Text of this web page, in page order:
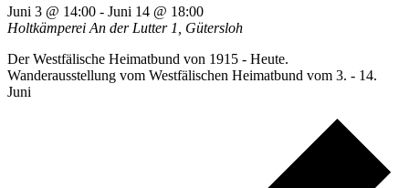
Juni 3 @ 14:00 - Juni 14 @ 18:00
Holtkämperei An der Lutter 1, Gütersloh
Der Westfälische Heimatbund von 1915 - Heute.
Wanderausstellung vom Westfälischen Heimatbund vom 3. - 14.
Juni